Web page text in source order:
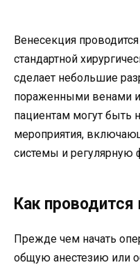
Венесекция
стандартной
сделает небольшие
пораженными венами
пациентам могут быть
мероприятия,
системы и регулярную
Как проводится
Прежде чем начать
общую анестезию или